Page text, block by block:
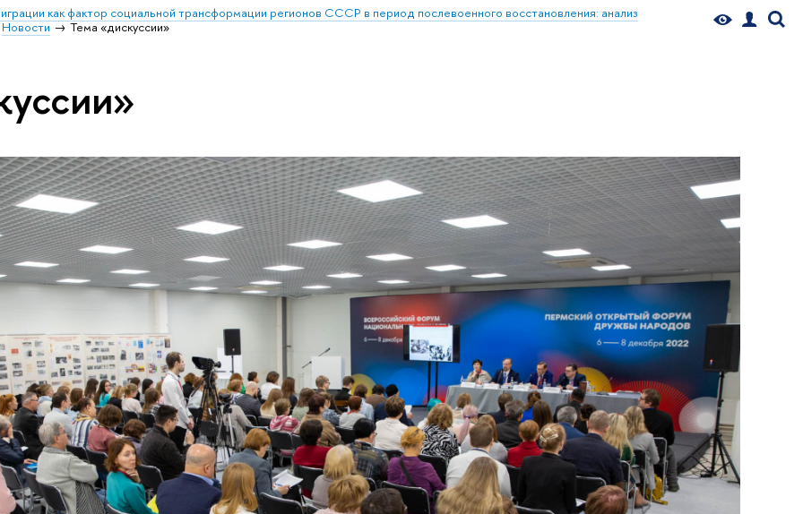
как фактор социальной трансформации регионов СССР в период послевоенного восстановления: анализ
Новости Тема «дискуссии»